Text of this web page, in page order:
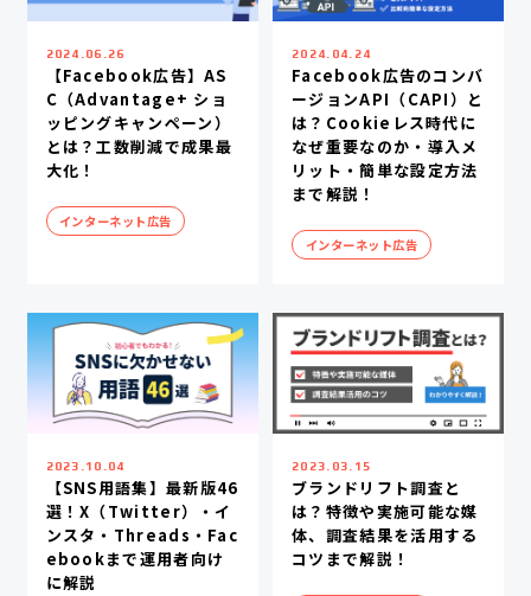
2024.06.26
【Facebook広告】AS
C（Advantage+ ショ
ッピングキャンペーン）
とは？工数削減で成果最
大化！
インターネット広告
2024.04.24
Facebook広告のコンバ
ージョンAPI（CAPI）と
は？Cookieレス時代に
なぜ重要なのか・導入メ
リット・簡単な設定方法
まで解説！
インターネット広告
2023.10.04
【SNS用語集】最新版46
選！X（Twitter）・イ
ンスタ・Threads・Fac
ebookまで運用者向け
に解説
2023.03.15
ブランドリフト調査と
は？特徴や実施可能な媒
体、調査結果を活用する
コツまで解説！